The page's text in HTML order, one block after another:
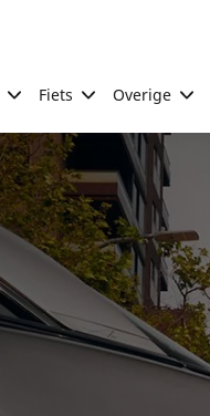
Fiets Overige